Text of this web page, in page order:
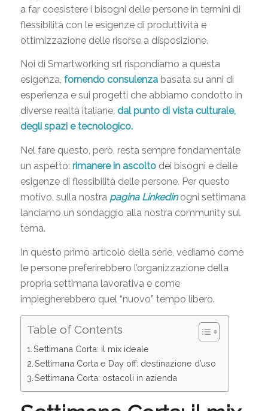
a far coesistere i bisogni delle persone in termini di
flessibilità con le esigenze di produttività e
ottimizzazione delle risorse a disposizione.
Noi di Smartworking srl rispondiamo a questa
esigenza, fornendo consulenzabasata su anni di
esperienza e sui progetti che abbiamo condotto in
diverse realtà italiane, dal punto di vista culturale,
degli spazi e tecnologico.
Nel fare questo, però, resta sempre fondamentale
un aspetto: rimanere in ascoltodei bisogni e delle
esigenze di flessibilità delle persone. Per questo
motivo, sulla nostra pagina Linkedinogni settimana
lanciamo un sondaggio alla nostra community sul
tema.
In questo primo articolo della serie, vediamo come
le persone preferirebbero l’organizzazione della
propria settimana lavorativa e come
impiegherebbero quel “nuovo” tempo libero.
Table of Contents
Settimana Corta: il mix ideale
Settimana Corta e Day off: destinazione d’uso
Settimana Corta: ostacoli in azienda